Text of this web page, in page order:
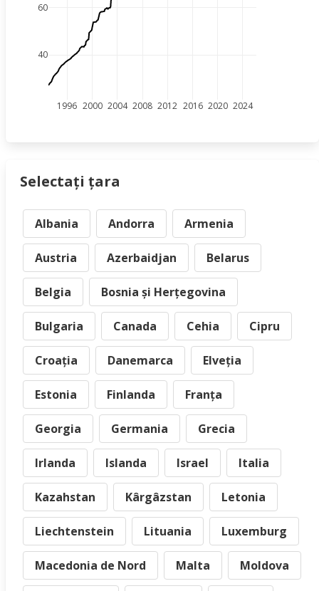
1996 2000 2004 2008 2012 2016 2020 2024
40
60
Selectați țara
Albania Andorra Armenia
Austria Azerbaidjan Belarus
Belgia Bosnia și Herțegovina
Bulgaria Canada Cehia Cipru
Croația Danemarca Elveția
Estonia Finlanda Franța
Georgia Germania Grecia
Irlanda Islanda Israel Italia
Kazahstan Kârgâzstan Letonia
Liechtenstein Lituania Luxemburg
Macedonia de Nord Malta Moldova